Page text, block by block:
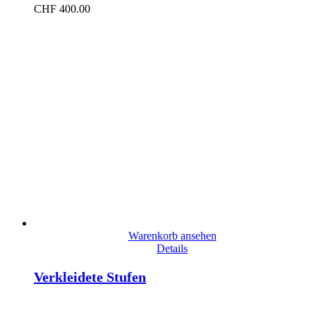
CHF 400.00
Warenkorb ansehen
Details
Verkleidete Stufen